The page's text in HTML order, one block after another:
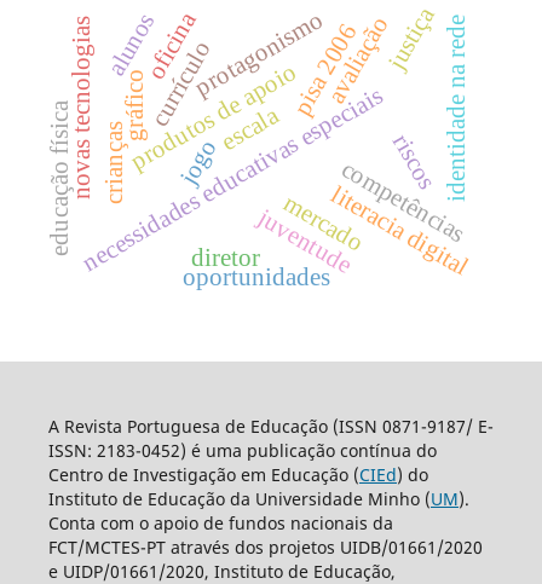
produtos de apoio
necessidades educativas especiais
avaliação
currículo
competências
pisa 2006
literacia digital
identidade na rede
juventude
crianças
novas tecnologias riscos
oportunidades
jogo
educação física
protagonismo
escala
gráfico
oficina
mercado
justiça
alunos
diretor
A Revista Portuguesa de Educação (ISSN 0871-9187/ E-
ISSN: 2183-0452) é uma publicação contínua do
Centro de Investigação em Educação (CIEd) do
Instituto de Educação da Universidade Minho (UM).
Conta com o apoio de fundos nacionais da
FCT/MCTES-PT através dos projetos UIDB/01661/2020
e UIDP/01661/2020, Instituto de Educação,